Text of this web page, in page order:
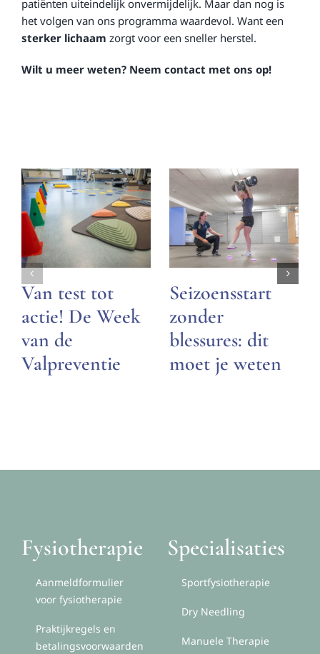
patiënten uiteindelijk onvermijdelijk. Maar dan nog is
het volgen van ons programma waardevol. Want een
sterker lichaam zorgt voor een sneller herstel.
Wilt u meer weten? Neem contact met ons op!
Van test tot
actie! De Week
van de
Valpreventie
Seizoensstart
zonder
blessures: dit
moet je weten
Fysiotherapie
Aanmeldformulier
voor fysiotherapie
Praktijkregels en
betalingsvoorwaarden
Specialisaties
Sportfysiotherapie
Dry Needling
Manuele Therapie